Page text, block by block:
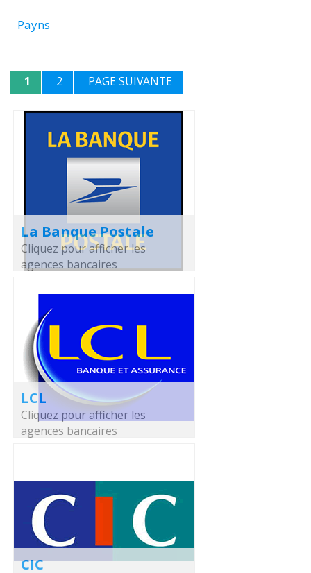
Payns
1 2 PAGE SUIVANTE
La Banque Postale
Cliquez pour afficher les
agences bancaires
LCL
Cliquez pour afficher les
agences bancaires
CIC